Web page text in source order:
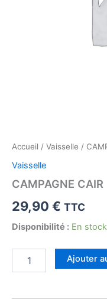
Accueil / Vaisselle /
Vaisselle
CAMPAGNE CAIR
29,90 € TTC
Disponibilité : En stock
Ajouter